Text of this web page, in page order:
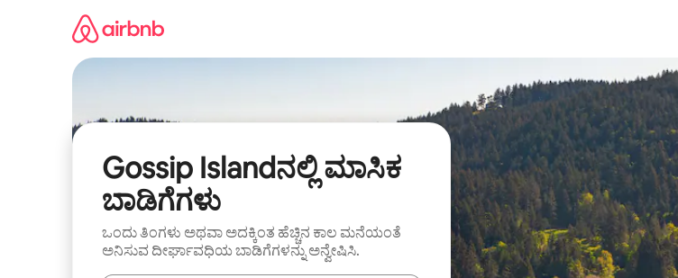
Gossip Islandನಲ್ಲಿ ಮಾಸಿಕ
ಬಾಡಿಗೆಗಳು
ಒಂದು ತಿಂಗಳು ಅಥವಾ ಅದಕ್ಕಿಂತ ಹೆಚ್ಚಿನ ಕಾಲ ಮನೆಯಂತೆ
ಅನಿಸುವ ದೀರ್ಘಾವಧಿಯ ಬಾಡಿಗೆಗಳನ್ನು ಅನ್ವೇಷಿಸಿ.